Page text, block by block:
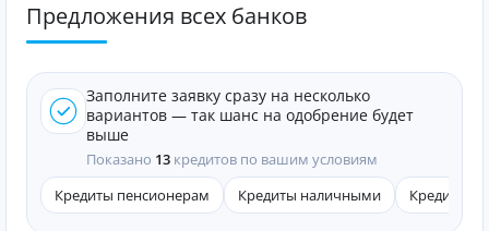
Предложения всех банков
Заполните заявку сразу на несколько
вариантов — так шанс на одобрение будет
выше
Показано 13 кредитов по вашим условиям
Кредиты пенсионерам
Кредиты наличными Кредиты